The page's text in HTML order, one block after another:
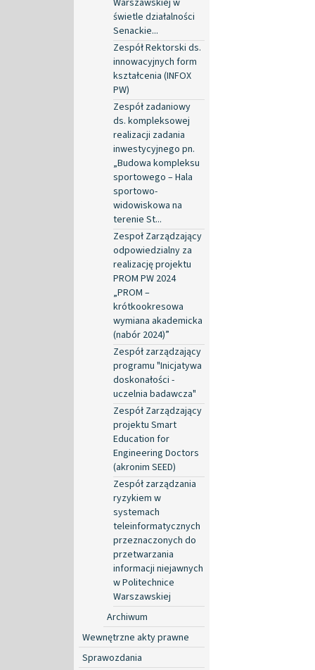
świetle działalności
Senackie...
Zespół Rektorski ds.
innowacyjnych form
kształcenia (INFOX
PW)
Zespół zadaniowy
ds. kompleksowej
realizacji zadania
inwestycyjnego pn.
„Budowa kompleksu
sportowego – Hala
sportowo-
widowiskowa na
terenie St...
Zespoł Zarządzający
odpowiedzialny za
realizację projektu
PROM PW 2024
„PROM –
krótkookresowa
wymiana akademicka
(nabór 2024)”
Zespół zarządzający
programu "Inicjatywa
doskonałości -
uczelnia badawcza"
Zespół Zarządzający
projektu Smart
Education for
Engineering Doctors
(akronim SEED)
Zespół zarządzania
ryzykiem w
systemach
teleinformatycznych
przeznaczonych do
przetwarzania
informacji niejawnych
w Politechnice
Warszawskiej
Archiwum
Wewnętrzne akty prawne
Sprawozdania